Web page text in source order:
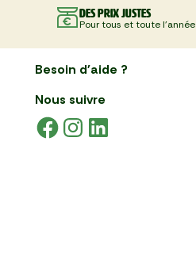
Des prix justes
Pour tous et toute l'année
Besoin d'aide ?
Nous suivre